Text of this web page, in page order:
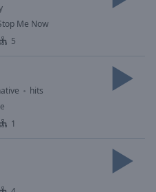
Me Now
5
hits
1